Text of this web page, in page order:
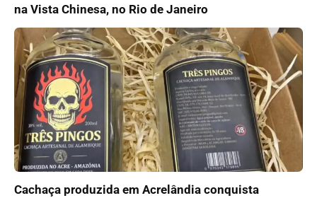
na Vista Chinesa, no Rio de Janeiro
Cachaça produzida em Acrelândia conquista